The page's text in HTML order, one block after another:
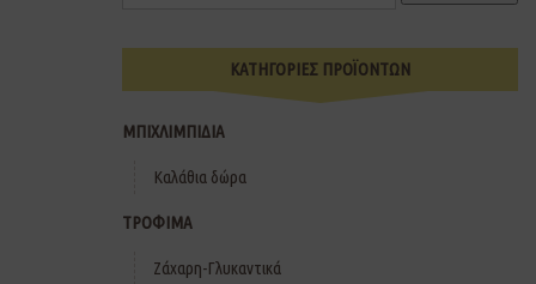
ΚΑΤΗΓΟΡΙΕΣ ΠΡΟΪΟΝΤΩΝ
ΜΠΙΧΛΙΜΠΙΔΙΑ
Καλάθια δώρα
ΤΡΟΦΙΜΑ
Ζάχαρη-Γλυκαντικά